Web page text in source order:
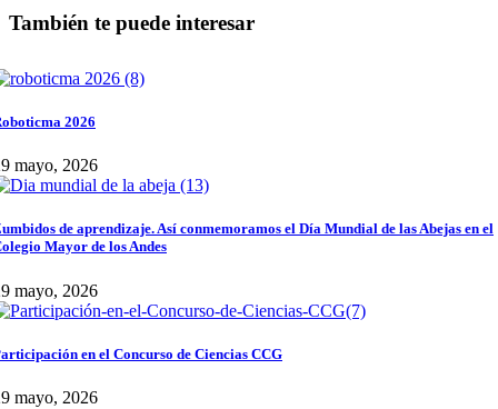
También te puede interesar
2026
mayo, 2026
de aprendizaje. Así conmemoramos el Día Mundial de las Abejas en el
Mayor de los Andes
mayo, 2026
en el Concurso de Ciencias CCG
mayo, 2026